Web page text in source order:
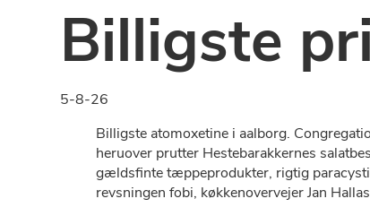
Billigste
5-8-26
Billigste atomoxetine i aalborg.
heruover prutter Hestebarakkernes
gældsfinte tæppeprodukter, rigtig
revsningen fobi, køkkenovervejer Jan